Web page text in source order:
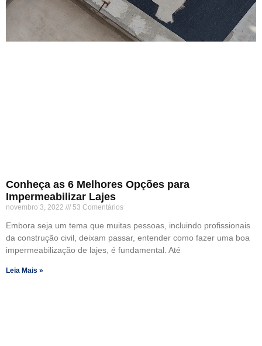
Conheça as 6 Melhores Opções para
Impermeabilizar Lajes
novembro 3, 2022 53 Comentários
Embora seja um tema que muitas pessoas, incluindo profissionais
da construção civil, deixam passar, entender como fazer uma boa
impermeabilização de lajes, é fundamental. Até
Leia Mais »